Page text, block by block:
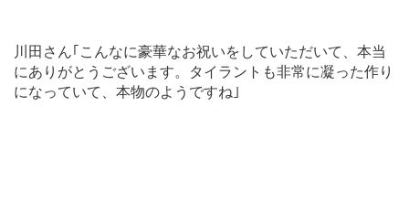
川田さん｢こんなに豪華なお祝いをしていただいて、本当
にありがとうございます。タイラントも非常に凝った作り
になっていて、本物のようですね｣